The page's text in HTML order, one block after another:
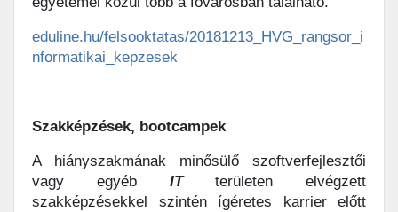
eduline.hu/felsooktatas/20181213_HVG_rangsor_i
nformatikai_kepzesek
Szakképzések, bootcampek
A hiányszakmának minősülő szoftverfejlesztői
vagy egyéb ITterületen elvégzett
szakképzésekkel szintén ígéretes karrier előtt